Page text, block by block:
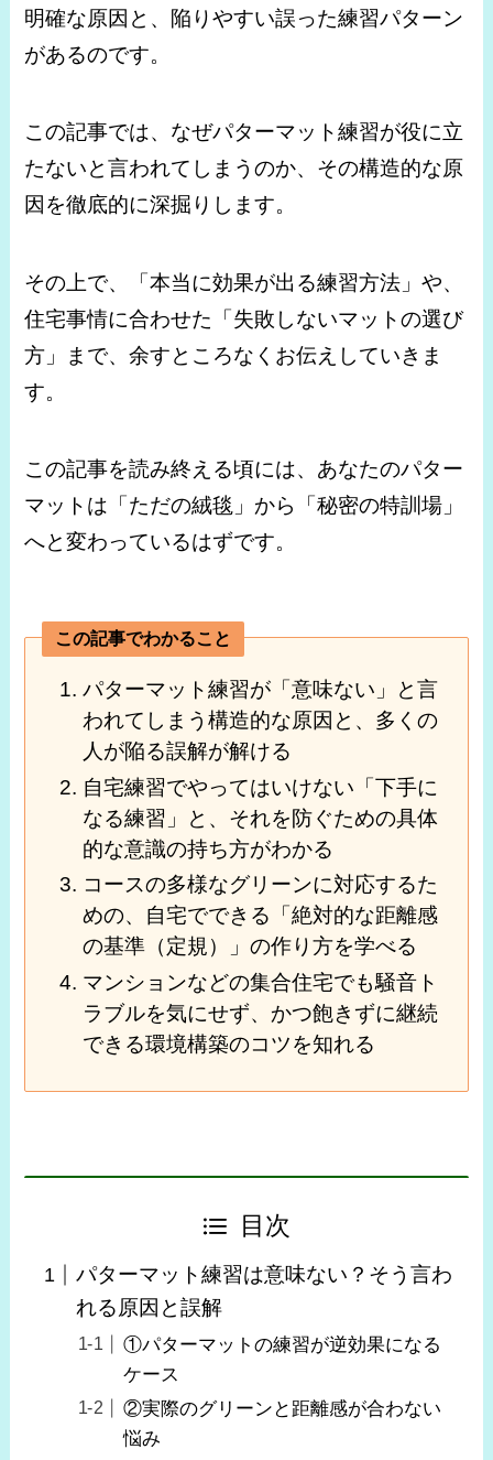
明確な原因と、陥りやすい誤った練習パターン
があるのです。
この記事では、なぜパターマット練習が役に立
たないと言われてしまうのか、その構造的な原
因を徹底的に深掘りします。
その上で、「本当に効果が出る練習方法」や、
住宅事情に合わせた「失敗しないマットの選び
方」まで、余すところなくお伝えしていきま
す。
この記事を読み終える頃には、あなたのパター
マットは「ただの絨毯」から「秘密の特訓場」
へと変わっているはずです。
この記事でわかること
パターマット練習が「意味ない」と言
われてしまう構造的な原因と、多くの
人が陥る誤解が解ける
自宅練習でやってはいけない「下手に
なる練習」と、それを防ぐための具体
的な意識の持ち方がわかる
コースの多様なグリーンに対応するた
めの、自宅でできる「絶対的な距離感
の基準（定規）」の作り方を学べる
マンションなどの集合住宅でも騒音ト
ラブルを気にせず、かつ飽きずに継続
できる環境構築のコツを知れる
目次
パターマット練習は意味ない？そう言わ
れる原因と誤解
①パターマットの練習が逆効果になる
ケース
②実際のグリーンと距離感が合わない
悩み